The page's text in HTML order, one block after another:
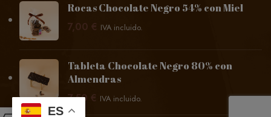
Rocas Chocolate Negro 54% con Miel
7,00 IVA incluido.
Tableta Chocolate Negro 80% con
Almendras
7,50 IVA incluido.
ES
0